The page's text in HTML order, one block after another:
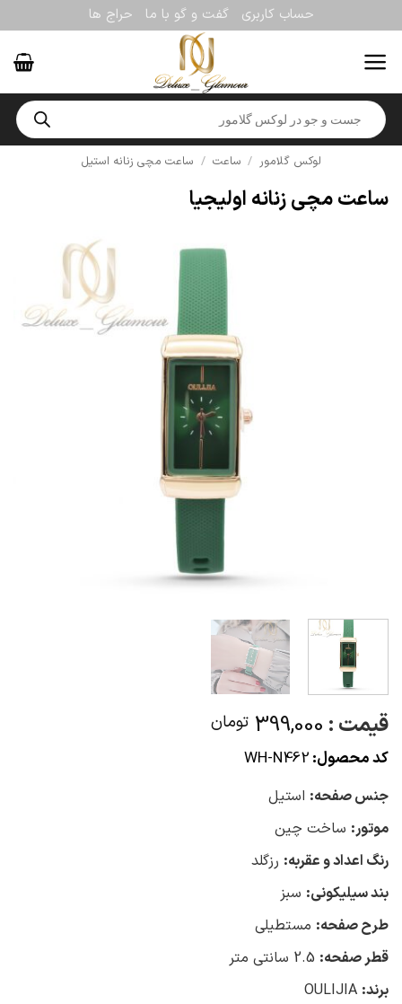
to
content
حساب کاربری گفت و گو با ما حراج ها
Products
search
لوکس گلامور / ساعت / ساعت مچی زنانه استیل
ساعت مچی زنانه اولیجیا
قیمت : 399,000 تومان
کد محصول:WH-N462
جنس صفحه: استیل
موتور: ساخت چین
رنگ اعداد و عقربه: رزگلد
بند سیلیکونی: سبز
طرح صفحه: مستطیلی
قطر صفحه:
برند: